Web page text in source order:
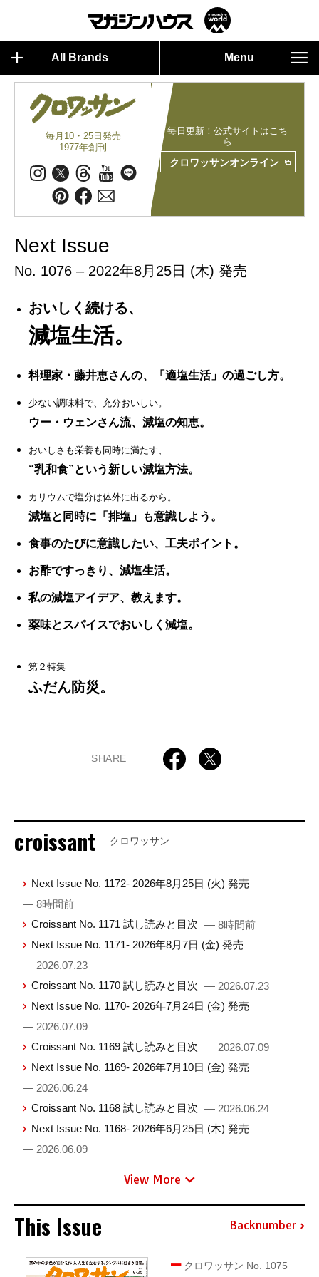
All Brands Menu
毎月10・25日発売
1977年創刊
毎日更新！公式サイトはこち
ら
クロワッサンオンライン
Next Issue
No. 1076 – 2022年8月25日 (木) 発売
おいしく続ける、
減塩生活。
料理家・藤井恵さんの、「適塩生活」の過ごし方。
少ない調味料で、充分おいしい。
ウー・ウェンさん流、減塩の知恵。
おいしさも栄養も同時に満たす、
“乳和食”という新しい減塩方法。
カリウムで塩分は体外に出るから。
減塩と同時に「排塩」も意識しよう。
食事のたびに意識したい、工夫ポイント。
お酢ですっきり、減塩生活。
私の減塩アイデア、教えます。
薬味とスパイスでおいしく減塩。
第２特集
ふだん防災。
SHARE
croissant クロワッサン
Next Issue No. 1172- 2026年8月25日 (火) 発売
— 8時間前
Croissant No. 1171 試し読みと目次 — 8時間前
Next Issue No. 1171- 2026年8月7日 (金) 発売
— 2026.07.23
Croissant No. 1170 試し読みと目次 — 2026.07.23
Next Issue No. 1170- 2026年7月24日 (金) 発売
— 2026.07.09
Croissant No. 1169 試し読みと目次 — 2026.07.09
Next Issue No. 1169- 2026年7月10日 (金) 発売
— 2026.06.24
Croissant No. 1168 試し読みと目次 — 2026.06.24
Next Issue No. 1168- 2026年6月25日 (木) 発売
— 2026.06.09
View More
This Issue Backnumber
クロワッサン No. 1075